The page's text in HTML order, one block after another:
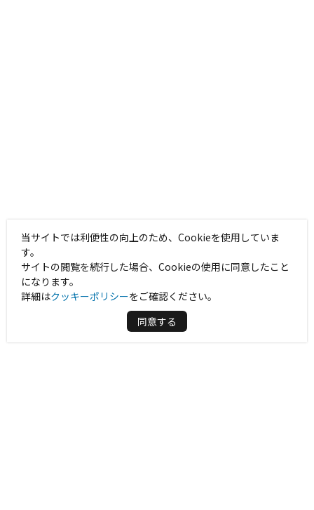
当サイトでは利便性の向上のため、Cookieを使用していま
す。
サイトの閲覧を続行した場合、Cookieの使用に同意したこと
になります。
詳細はクッキーポリシーをご確認ください。
同意する